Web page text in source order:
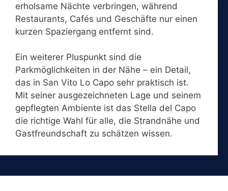
erholsame Nächte verbringen, während
Restaurants, Cafés und Geschäfte nur einen
kurzen Spaziergang entfernt sind.
Ein weiterer Pluspunkt sind die
Parkmöglichkeiten in der Nähe – ein Detail,
das in San Vito Lo Capo sehr praktisch ist.
Mit seiner ausgezeichneten Lage und seinem
gepflegten Ambiente ist das Stella del Capo
die richtige Wahl für alle, die Strandnähe und
Gastfreundschaft zu schätzen wissen.